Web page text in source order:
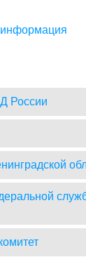
России